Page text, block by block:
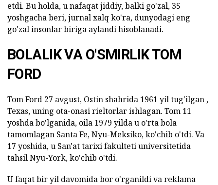
etdi. Bu holda, u nafaqat jiddiy, balki go'zal, 35
yoshgacha beri, jurnal xalq ko'ra, dunyodagi eng
go'zal insonlar biriga aylandi hisoblanadi.
BOLALIK VA O'SMIRLIK TOM
FORD
Tom Ford 27 avgust, Ostin shahrida 1961 yil tug'ilgan ,
Texas, uning ota-onasi rieltorlar ishlagan. Tom 11
yoshda bo'lganida, oila 1979 yilda u o'rta bola
tamomlagan Santa Fe, Nyu-Meksiko, ko'chib o'tdi. Va
17 yoshida, u San'at tarixi fakulteti universitetida
tahsil Nyu-York, ko'chib o'tdi.
U faqat bir yil davomida bor o'rganildi va reklama